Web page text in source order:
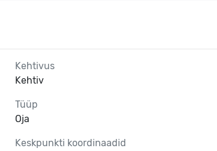
Kehtivus
Kehtiv
Tüüp
Oja
Keskpunkti koordinaadid